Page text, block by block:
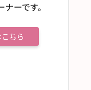
ーです。
ちら